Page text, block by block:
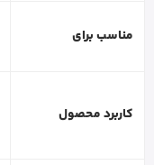
مناسب برای
کاربرد محصول